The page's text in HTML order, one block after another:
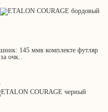
145 ммв комплекте футляр
очк..